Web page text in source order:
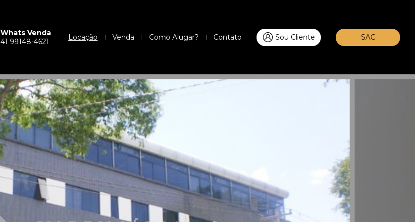
Whats Venda
41 99148-4621
Locação Venda Como Alugar? Contato Sou Cliente SAC